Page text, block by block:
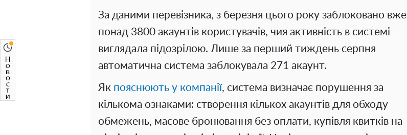
За даними перевізника, з березня цього року заблоковано вже
понад 3800 акаунтів користувачів, чия активність в системі
виглядала підозрілою. Лише за перший тиждень серпня
автоматична система заблокувала 271 акаунт.
Як пояснюють у компанії, система визначає порушення за
кількома ознаками: створення кількох акаунтів для обходу
обмежень, масове бронювання без оплати, купівля квитків на